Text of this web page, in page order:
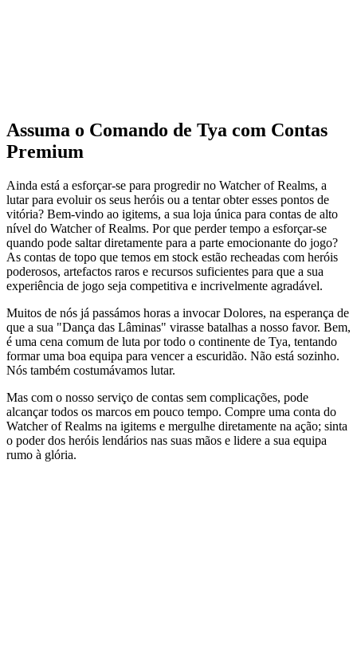
Assuma o Comando de Tya com Contas
Premium
Ainda está a esforçar-se para progredir no Watcher of Realms, a
lutar para evoluir os seus heróis ou a tentar obter esses pontos de
vitória? Bem-vindo ao igitems, a sua loja única para contas de alto
nível do Watcher of Realms. Por que perder tempo a esforçar-se
quando pode saltar diretamente para a parte emocionante do jogo?
As contas de topo que temos em stock estão recheadas com heróis
poderosos, artefactos raros e recursos suficientes para que a sua
experiência de jogo seja competitiva e incrivelmente agradável.
Muitos de nós já passámos horas a invocar Dolores, na esperança de
que a sua "Dança das Lâminas" virasse batalhas a nosso favor. Bem,
é uma cena comum de luta por todo o continente de Tya, tentando
formar uma boa equipa para vencer a escuridão. Não está sozinho.
Nós também costumávamos lutar.
Mas com o nosso serviço de contas sem complicações, pode
alcançar todos os marcos em pouco tempo. Compre uma conta do
Watcher of Realms na igitems e mergulhe diretamente na ação; sinta
o poder dos heróis lendários nas suas mãos e lidere a sua equipa
rumo à glória.